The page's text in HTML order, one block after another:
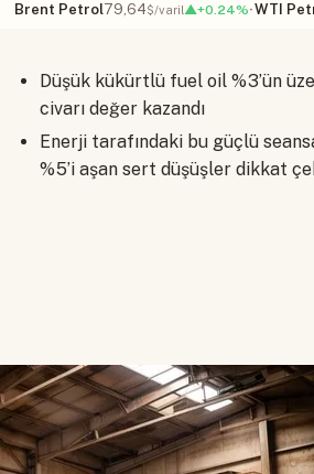
Brent Petrol79,64$/varil▲+0.24% WTI
Düşük kükürtlü fuel oil %3’ün
civarı değer kazandı
Enerji tarafındaki bu güçlü
%5’i aşan sert düşüşler dikkat